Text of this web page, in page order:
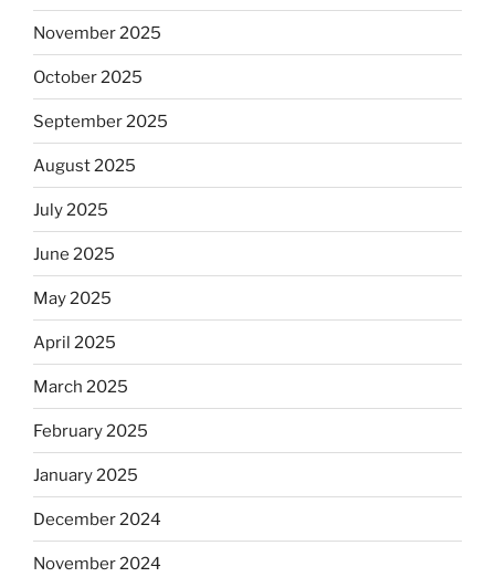
November 2025
October 2025
September 2025
August 2025
July 2025
June 2025
May 2025
April 2025
March 2025
February 2025
January 2025
December 2024
November 2024